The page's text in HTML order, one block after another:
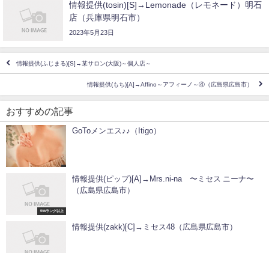
情報提供(tosin)[S]→Lemonade（レモネード）明石
店（兵庫県明石市）
2023年5月23日
情報提供(ふじまる)[S]→某サロン(大阪)～個人店～
情報提供(もち)[A]→Affino～アフィーノ～④（広島県広島市）
おすすめの記事
GoToメンエス♪♪（Itigo）
※Bランク以上
情報提供(ピップ)[A]→Mrs.ni-na 〜ミセス ニーナ〜
（広島県広島市）
情報提供(zakk)[C]→ミセス48（広島県広島市）